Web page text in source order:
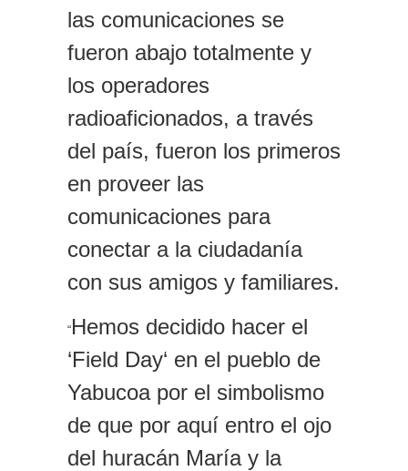
las comunicaciones se
fueron abajo totalmente y
los operadores
radioaficionados, a través
del país, fueron los primeros
en proveer las
comunicaciones para
conectar a la ciudadanía
con sus amigos y familiares.
“Hemos decidido hacer el
‘Field Day‘ en el pueblo de
Yabucoa por el simbolismo
de que por aquí entro el ojo
del huracán María y la